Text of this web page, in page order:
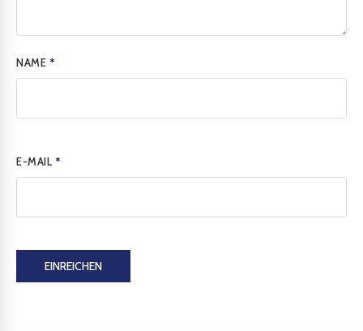
NAME *
E-MAIL *
EINREICHEN